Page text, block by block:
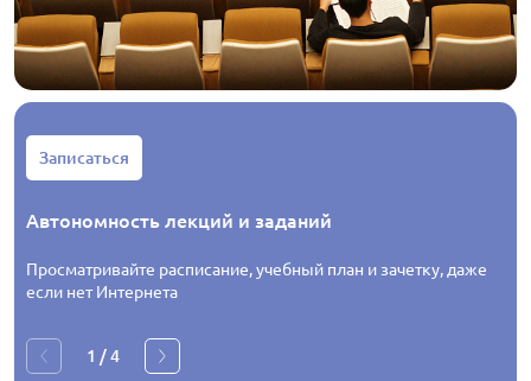
Записаться
Автономность лекций и заданий
Просматривайте расписание, учебный план и зачетку, даже
если нет Интернета
1 /4